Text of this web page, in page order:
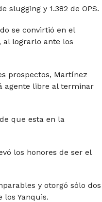
slugging y 1.382 de OPS.
se convirtió en el
lograrlo ante los
prospectos, Martínez
agente libre al terminar
que esta en la
los honores de ser el
y otorgó sólo dos
los Yanquis.